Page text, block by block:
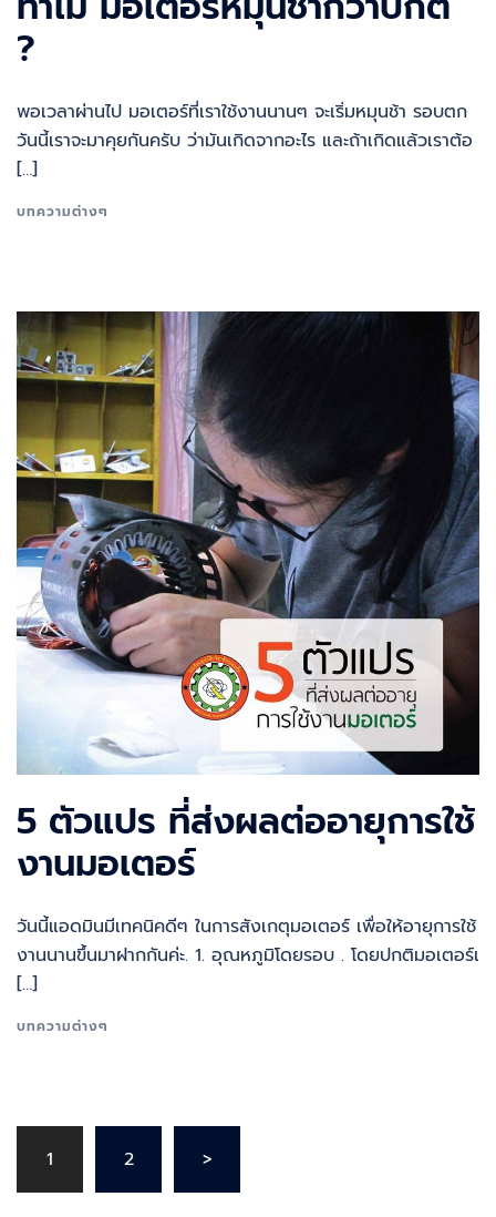
?
พอเวลาผ่านไป มอเตอร์ที่เราใช้งานนานๆ จะเริ่มหมุนช้า รอบตก
วันนี้เราจะมาคุยกันครับ ว่ามันเกิดจากอะไร และถ้าเกิดแล้วเราต้อ
[…]
บทความต่างๆ
5 ตัวแปร ที่ส่งผลต่ออายุการใช้
งานมอเตอร์
วันนี้แอดมินมีเทคนิคดีๆ ในการสังเกตุมอเตอร์ เพื่อให้อายุการใช้
งานนานขึ้นมาฝากกันค่ะ. 1. อุณหภูมิโดยรอบ . โดยปกติมอเตอร์เ
[…]
บทความต่างๆ
Posts
pagination
1 2 >